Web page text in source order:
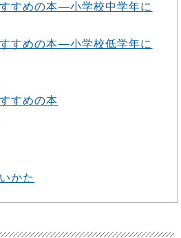
すめの本―小学校中学年に
すめの本―小学校低学年に
すめの本
かた